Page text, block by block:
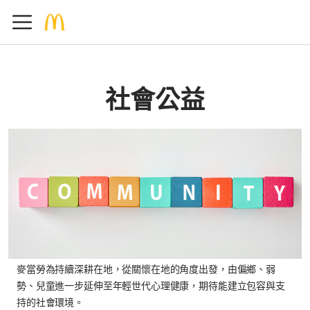
社會公益
麥當勞為持續深耕在地，從關懷在地的角度出發，由偏鄉、弱
勢、兒童進一步延伸至年輕世代心理健康，期待能建立包容與支
持的社會環境。